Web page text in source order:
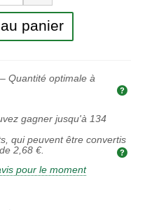
panier
– Quantité optimale à
gagner jusqu'à 134
qui peuvent être convertis
2,68 €.
pour le moment